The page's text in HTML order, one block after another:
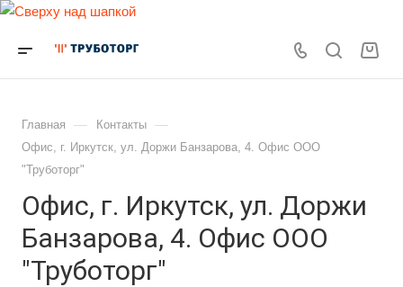
Главная — Контакты —
Офис, г. Иркутск, ул. Доржи Банзарова, 4. Офис ООО
"Труботорг"
Офис, г. Иркутск, ул. Доржи
Банзарова, 4. Офис ООО
"Труботорг"